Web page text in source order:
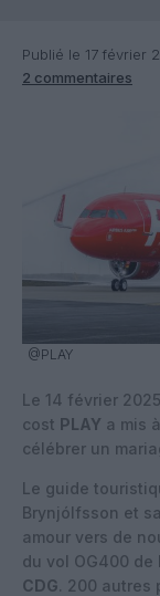
Publié le 17 février
2 commentaires
@PLAY
Le 14 février
cost PLAY a mis
célébrer un
Le guide
Brynjólfsson et
amour vers de
du vol OG400 de
CDG. 200 autres